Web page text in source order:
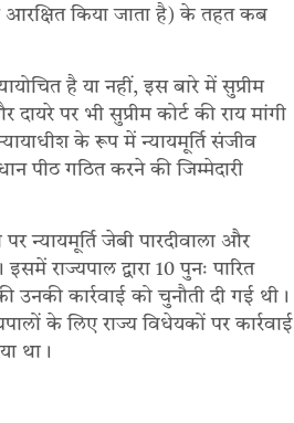
आरक्षित किया जाता है) के तहत कब
है या नहीं, इस बारे में सुप्रीम
पर भी सुप्रीम कोर्ट की राय मांगी
के रूप में न्यायमूर्ति संजीव
पीठ गठित करने की जिम्मेदारी
पर न्यायमूर्ति जेबी पारदीवाला और
राज्यपाल द्वारा 10 पुनः पारित
उनकी कार्रवाई को चुनौती दी गई थी।
के लिए राज्य विधेयकों पर कार्रवाई
था।